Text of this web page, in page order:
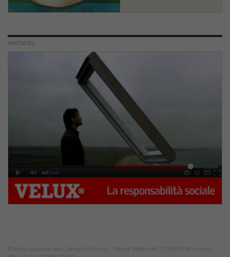
PARTNERS
© Associazione dei Comuni Virtuosi - Piazza Matteotti, 17 60030 Monsano